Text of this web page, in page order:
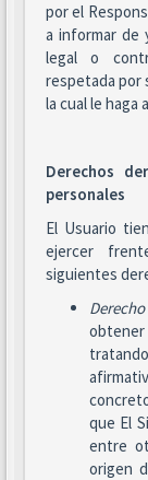
por el
a informar de
legal o
respetada por
la cual le haga
Derechos
personales
El Usuario
ejercer
siguientes
que El
entre
origen